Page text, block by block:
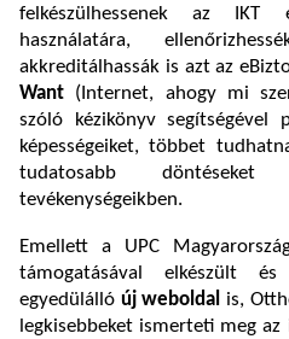
felkészülhessenek az IKT
használatára,
akkreditálhassák is azt az
Want (Internet, ahogy mi
szóló kézikönyv segítségével
képességeiket, többet
tudatosabb döntéseket
tevékenységeikben.
Emellett a UPC
támogatásával elkészült
egyedülálló új weboldal is,
legkisebbeket ismerteti meg